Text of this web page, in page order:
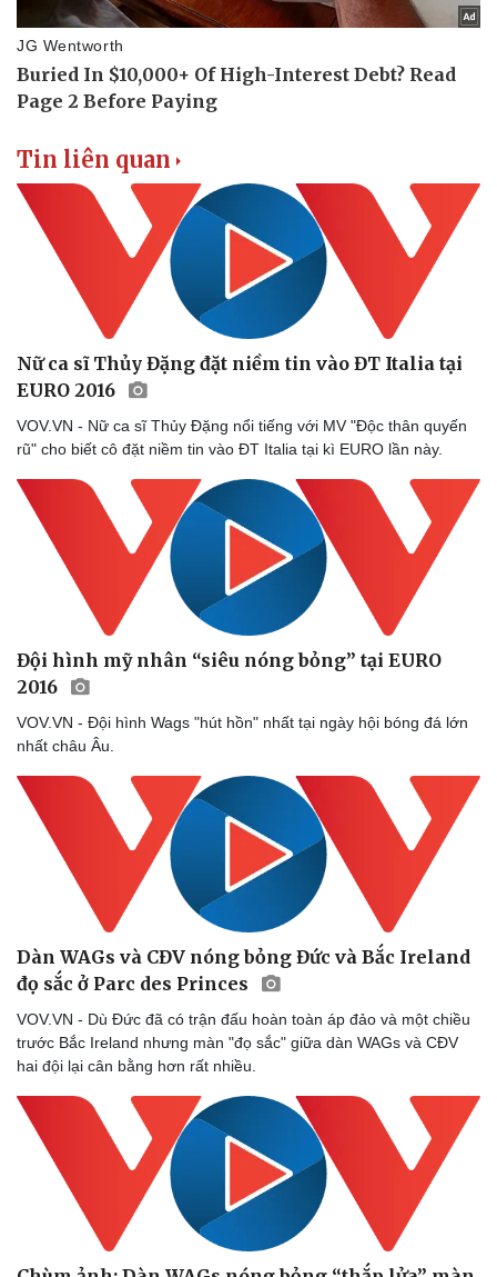
Dinh dưỡng - món ngon
Cây thuốc
Nhi khoa
Làm đẹp - giảm cân
Phòng mạch online
Ăn sạch sống khỏe
Đời sống
Nhà đẹp
Tình yêu - Gia đình
Tin liên quan
Nữ ca sĩ Thủy Đặng đặt niềm tin vào ĐT Italia tại
EURO 2016
VOV.VN - Nữ ca sĩ Thủy Đặng nổi tiếng với MV "Độc thân quyến
rũ" cho biết cô đặt niềm tin vào ĐT Italia tại kì EURO lần này.
Đội hình mỹ nhân “siêu nóng bỏng” tại EURO
2016
VOV.VN - Đội hình Wags "hút hồn" nhất tại ngày hội bóng đá lớn
nhất châu Âu.
Dàn WAGs và CĐV nóng bỏng Đức và Bắc Ireland
đọ sắc ở Parc des Princes
VOV.VN - Dù Đức đã có trận đấu hoàn toàn áp đảo và một chiều
trước Bắc Ireland nhưng màn "đọ sắc" giữa dàn WAGs và CĐV
hai đội lại cân bằng hơn rất nhiều.